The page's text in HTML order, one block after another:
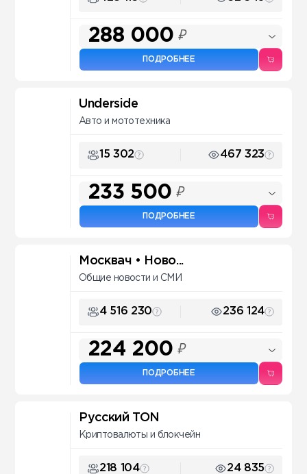
288 000 ₽
ПОДРОБНЕЕ
Underside
Авто и мототехника
15 302 467 323
233 500 ₽
ПОДРОБНЕЕ
Москвач • Ново...
Общие новости и СМИ
4 516 230 236 124
224 200 ₽
ПОДРОБНЕЕ
Русский TON
Криптовалюты и блокчейн
218 104 24 835